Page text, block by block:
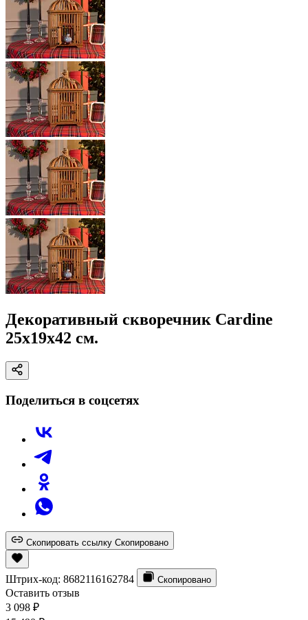
Декоративный скворечник Cardine
25x19x42 см.
Поделиться в соцсетях
Скопировать ссылку Скопировано
Штрих-код: 8682116162784 Скопировано
Оставить отзыв
3 098 ₽